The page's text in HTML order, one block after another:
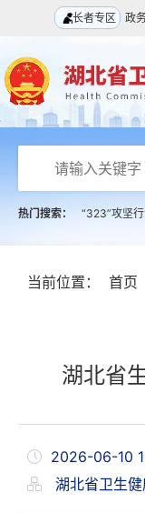
长者专区 政
热门搜索： “323”攻坚
当前位置： 首页
湖北省
2026-06-10
湖北省卫生